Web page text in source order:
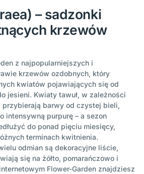
– sadzonki
krzewów
z najpopularniejszych i
krzewów ozdobnych, który
kwiatów pojawiających się od
jesieni. Kwiaty tawuł, w zależności
przybierają barwy od czystej bieli,
intensywną purpurę – a sezon
do ponad pięciu miesięcy,
terminach kwitnienia.
odmian są dekoracyjne liście,
się na żółto, pomarańczowo i
Flower-Garden znajdziesz